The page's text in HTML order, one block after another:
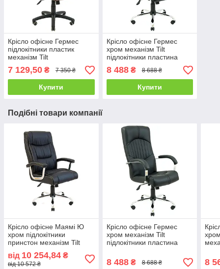
Крісло офісне Гермес
підлокітники пластик
механізм Tilt
шкірозамінник Титан
Каштан (Richman ТМ)
7 129,50 ₴ 7 350 ₴
Купити
Крісло офісне Гермес
хром механізм Tilt
підлокітники пластина
шкірозамінник Флай-2230
(Richman ТМ)
8 488₴ 8 688 ₴
Купити
Подібні товари компанії
Крісло офісне Маямі Ю
хром підлокітники
принстон механізм Tilt
(Richman ТМ)
від 10 254,84 ₴
від 10 572 ₴
Крісло офісне Гермес
хром механізм Tilt
підлокітники пластина
(Richman ТМ)
8 488₴ 8 688 ₴ 8